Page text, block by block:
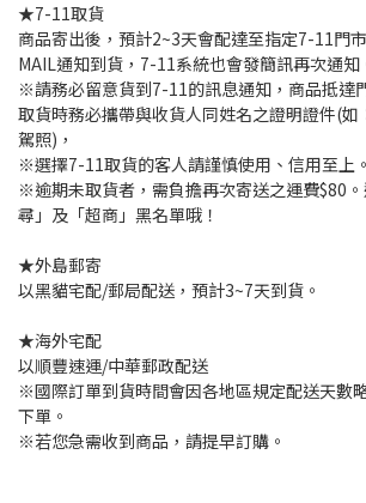
★7-11取貨
商品寄出後，預計2~3天會配達至指定7-11門
MAIL通知到貨，7-11系統也會發簡訊再次通知
※請務必留意貨到7-11的訊息通知，商品抵達
取貨時務必攜帶與收貨人同姓名之證明證件(如
駕照)，
※選擇7-11取貨的客人請謹慎使用、信用至上。
※逾期未取貨者，需負擔再次寄送之運費$80
尋」及「超商」黑名單哦！
★外島郵寄
以黑貓宅配/郵局配送，預計3~7天到貨。
★海外宅配
以順豐速運/中華郵政配送
※國際訂單到貨時間會因各地區規定配送天數
下單。
※若您急需收到商品，請提早訂購。